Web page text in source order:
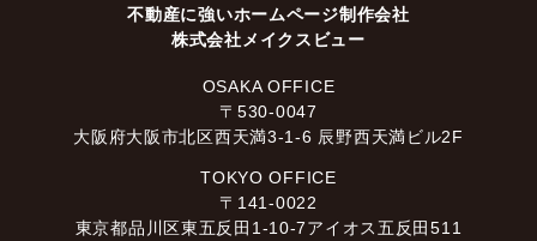
不動産に強いホームページ制作会社
株式会社メイクスビュー
OSAKA OFFICE
〒530-0047
大阪府大阪市北区西天満3-1-6 辰野西天満ビル2F
TOKYO OFFICE
〒141-0022
東京都品川区東五反田1-10-7アイオス五反田511